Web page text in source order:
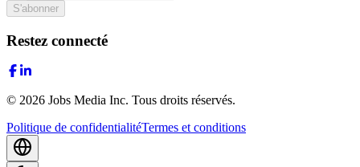
S'abonner
Restez connecté
© 2026 Jobs Media Inc. Tous droits réservés.
Politique de confidentialitéTermes et conditions